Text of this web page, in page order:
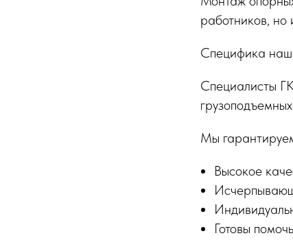
работников, но
Специфика
Специалисты
Мы
Высокое
Готовы